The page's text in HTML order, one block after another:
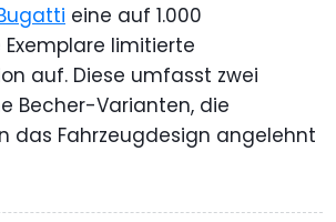
eine auf 1.000
limitierte
auf. Diese umfasst zwei
Becher-Varianten, die
das Fahrzeugdesign angelehnt